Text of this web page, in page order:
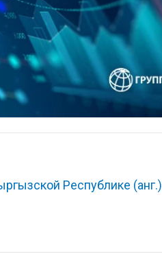
Республике (анг.)